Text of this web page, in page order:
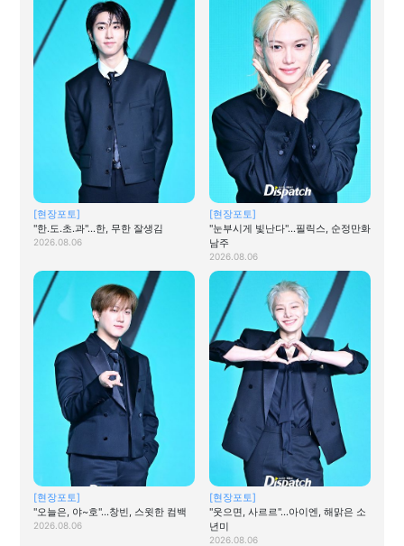
[현장포토]
"한.도.초.과"…한, 무한 잘생김
2026.08.06
[현장포토]
"눈부시게 빛난다"…필릭스, 순정만화
남주
2026.08.06
[현장포토]
"오늘은, 야~호"…창빈, 스윗한 컴백
2026.08.06
[현장포토]
"웃으면, 사르르"…아이엔, 해맑은 소
년미
2026.08.06